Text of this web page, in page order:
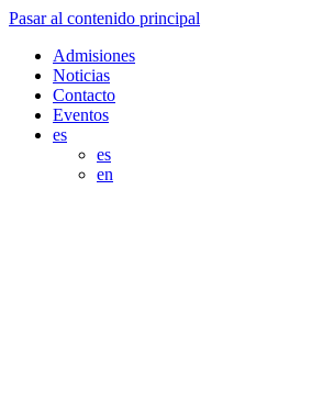
Pasar al contenido principal
Admisiones
Noticias
Contacto
Eventos
es
es
en